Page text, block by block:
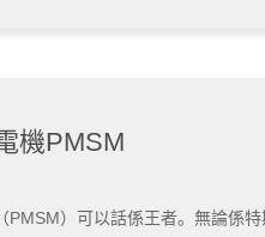
機PMSM
PMSM）可以話係王者。無論係特